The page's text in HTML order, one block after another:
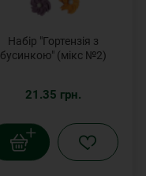
Набір "Гортензія з
бусинкою" (мікс №2)
21.35 грн.